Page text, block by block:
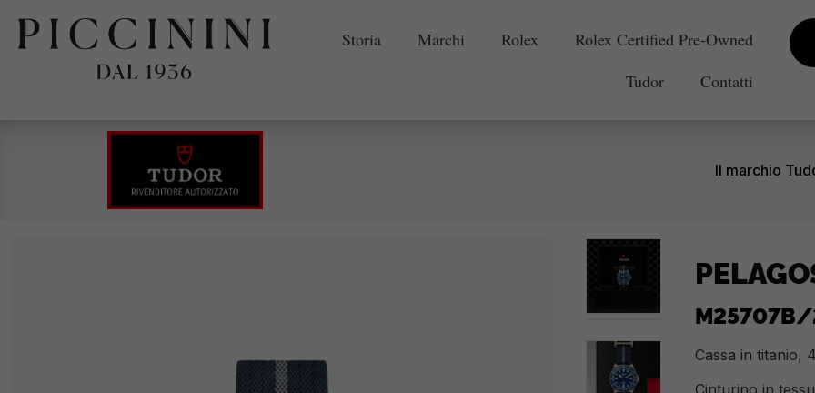
Storia Marchi Rolex
Rolex Certified Pre-Owned
Tudor
Contatti
Il marchio
Cassa in titanio,